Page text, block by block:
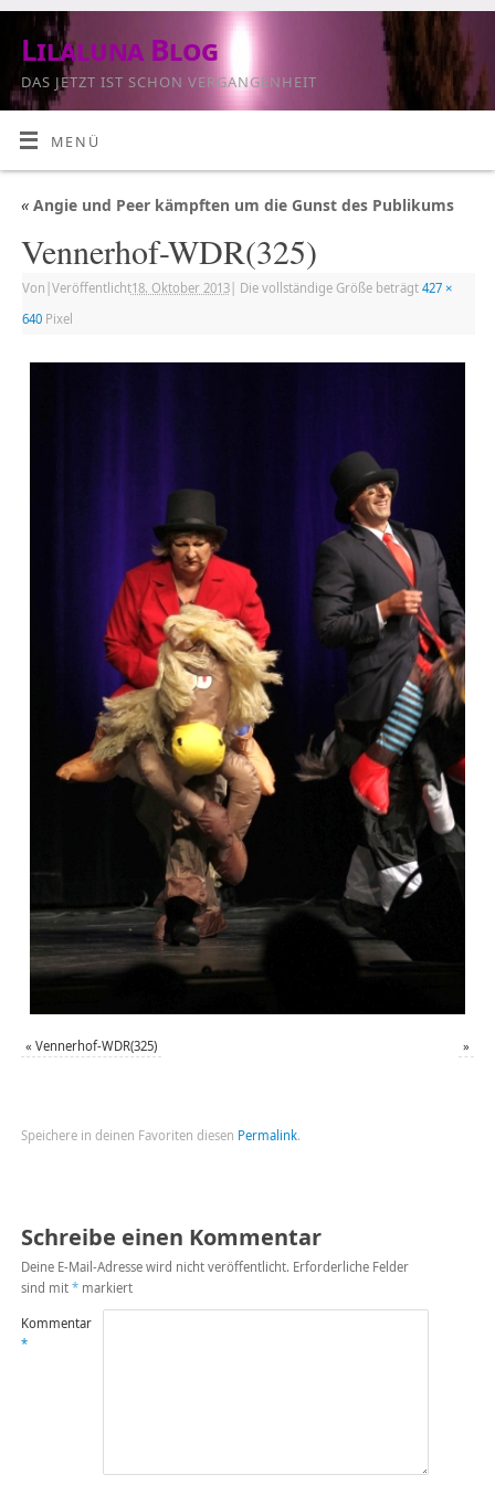
Lilaluna Blog
DAS JETZT IST SCHON VERGANGENHEIT
MENÜ
«Angie und Peer kämpften um die Gunst des Publikums
Vennerhof-WDR(325)
Von Veröffentlicht18. Oktober 2013| Die vollständige Größe beträgt 427 ×
640Pixel
« Vennerhof-WDR(325) »
Speichere in deinen Favoriten diesen Permalink.
Schreibe einen Kommentar
Deine E-Mail-Adresse wird nicht veröffentlicht. Erforderliche Felder
sind mit *markiert
Kommentar
*